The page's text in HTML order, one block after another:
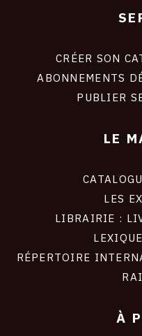
CRÉER SON
ABONNEMENTS
PUBLIER
LE
LES
LIBRAIRIE :
RÉPERTOIRE
À